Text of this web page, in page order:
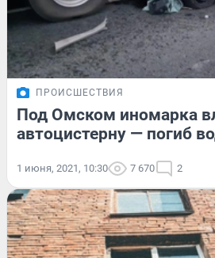
ПРОИСШЕСТВИЯ
Под Омском иномарка
автоцистерну — погиб
1 июня, 2021, 10:30 7 670 2